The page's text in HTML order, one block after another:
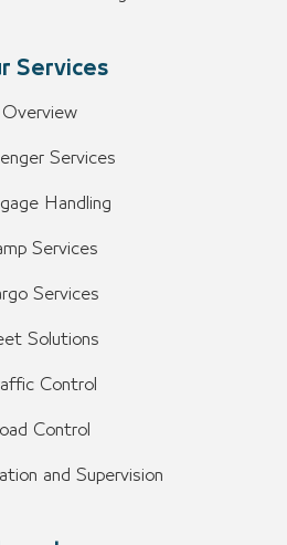
Services
Overview
Services
Handling
Services
Services
Solutions
Control
Control
and Supervision